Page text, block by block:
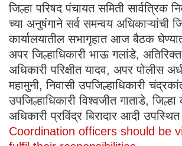
जिल्हा परिषद पंचायत समिती सार्वत्रिक
च्या अनुषंगाने सर्व समन्वय अधिकाऱ्यांची
कार्यालयातील सभागृहात आज बैठक
अपर जिल्हाधिकारी भाऊ गलांडे,
अधिकारी परिक्षीत यादव, अपर पोलीस
महामुनी, निवासी उपजिल्हाधिकारी
उपजिल्हाधिकारी विश्वजीत गाताडे, जिल्हा
अधिकारी प्रविंद्र बिरादार आदी उपस्थित
Coordination officers should be